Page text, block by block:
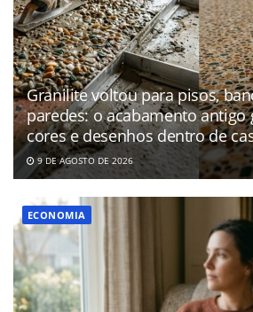
Granilite voltou para pisos,
paredes: o acabamento antigo
cores e desenhos dentro de
9 DE AGOSTO DE 2026
ECONOMIA